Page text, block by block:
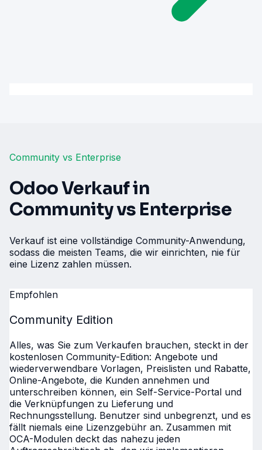
Community vs Enterprise
Odoo Verkauf in
Community vs Enterprise
Verkauf ist eine vollständige Community-Anwendung,
sodass die meisten Teams, die wir einrichten, nie für
eine Lizenz zahlen müssen.
Empfohlen
Community Edition
Alles, was Sie zum Verkaufen brauchen, steckt in der
kostenlosen Community-Edition: Angebote und
wiederverwendbare Vorlagen, Preislisten und Rabatte,
Online-Angebote, die Kunden annehmen und
unterschreiben können, ein Self-Service-Portal und
die Verknüpfungen zu Lieferung und
Rechnungsstellung. Benutzer sind unbegrenzt, und es
fällt niemals eine Lizenzgebühr an. Zusammen mit
OCA-Modulen deckt das nahezu jeden